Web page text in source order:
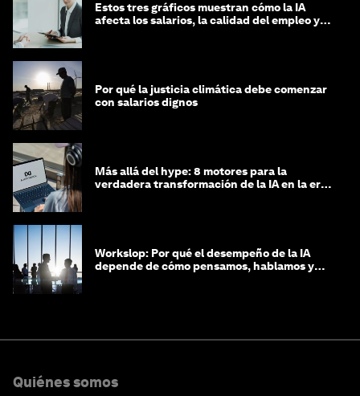
Estos tres gráficos muestran cómo la IA
afecta los salarios, la calidad del empleo y
Por qué la justicia climática debe comenzar
con salarios dignos
Más allá del hype: 8 motores para la
verdadera transformación de la IA en la era
Workslop: Por qué el desempeño de la IA
depende de cómo pensamos, hablamos y
Quiénes somos